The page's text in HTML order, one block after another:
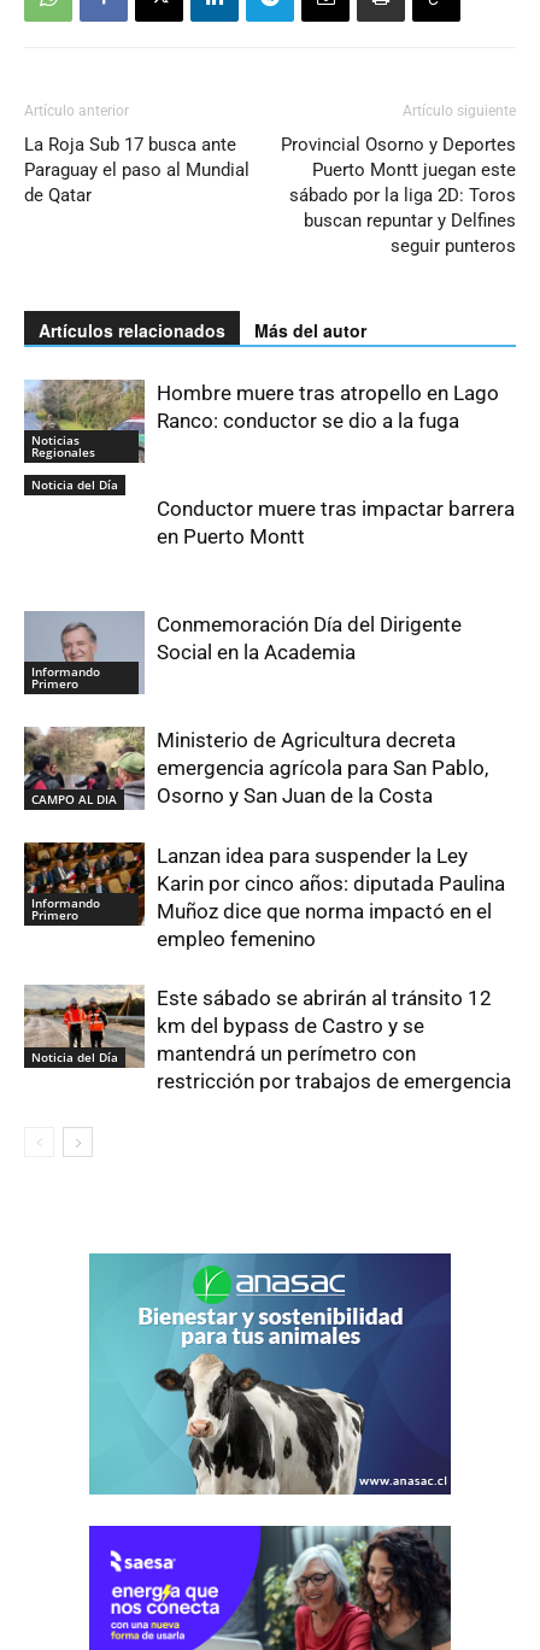
Artículo anterior
La Roja Sub 17 busca ante
Paraguay el paso al Mundial
de Qatar
Artículo siguiente
Provincial Osorno y Deportes
Puerto Montt juegan este
sábado por la liga 2D: Toros
buscan repuntar y Delfines
seguir punteros
Artículos relacionados Más del autor
Noticias
Regionales
Hombre muere tras atropello en Lago
Ranco: conductor se dio a la fuga
Noticia del Día
Conductor muere tras impactar barrera
en Puerto Montt
Informando
Primero
Conmemoración Día del Dirigente
Social en la Academia
CAMPO AL DIA
Ministerio de Agricultura decreta
emergencia agrícola para San Pablo,
Osorno y San Juan de la Costa
Informando
Primero
Lanzan idea para suspender la Ley
Karin por cinco años: diputada Paulina
Muñoz dice que norma impactó en el
empleo femenino
Noticia del Día
Este sábado se abrirán al tránsito 12
km del bypass de Castro y se
mantendrá un perímetro con
restricción por trabajos de emergencia